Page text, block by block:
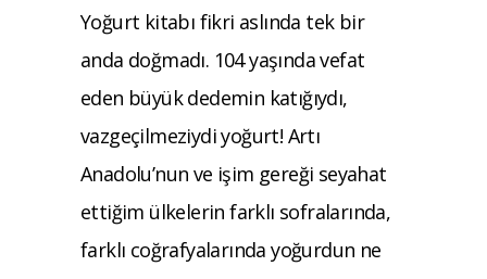
Yoğurt kitabı fikri aslında tek bir
anda doğmadı. 104 yaşında vefat
eden büyük dedemin katığıydı,
vazgeçilmeziydi yoğurt! Artı
Anadolu’nun ve işim gereği seyahat
ettiğim ülkelerin farklı sofralarında,
farklı coğrafyalarında yoğurdun ne